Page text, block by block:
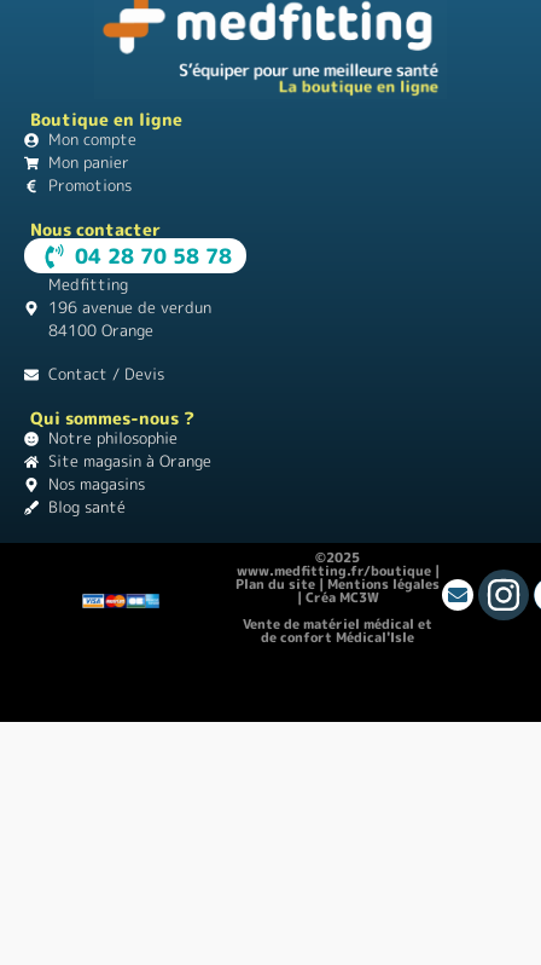
Boutique en ligne
Mon compte
Mon panier
Promotions
Nous contacter
04 28 70 58 78
Medfitting
196 avenue de verdun
84100 Orange
Contact / Devis
Qui sommes-nous ?
Notre philosophie
Site magasin à Orange
Nos magasins
Blog santé
©2025
www.medfitting.fr/boutique |
Plan du site | Mentions légales
| Créa MC3W
Vente de matériel médical et
de confort Médical'Isle